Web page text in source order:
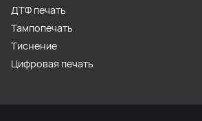
ДТФ печать
Тампопечать
Тиснение
Цифровая печать